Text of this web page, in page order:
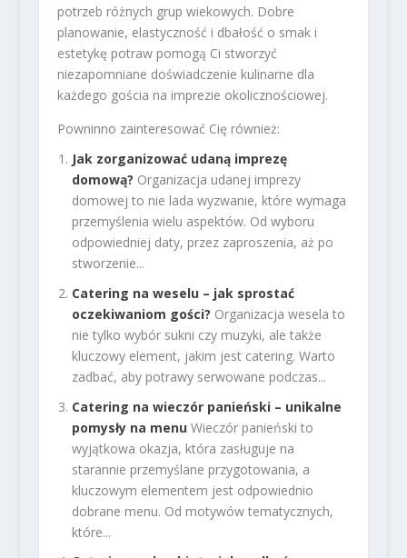
potrzeb różnych grup wiekowych. Dobre
planowanie, elastyczność i dbałość o smak i
estetykę potraw pomogą Ci stworzyć
niezapomniane doświadczenie kulinarne dla
każdego gościa na imprezie okolicznościowej.
Powninno zainteresować Cię również:
Jak zorganizować udaną imprezę
domową? Organizacja udanej imprezy
domowej to nie lada wyzwanie, które wymaga
przemyślenia wielu aspektów. Od wyboru
odpowiedniej daty, przez zaproszenia, aż po
stworzenie...
Catering na weselu – jak sprostać
oczekiwaniom gości? Organizacja wesela to
nie tylko wybór sukni czy muzyki, ale także
kluczowy element, jakim jest catering. Warto
zadbać, aby potrawy serwowane podczas...
Catering na wieczór panieński – unikalne
pomysły na menu Wieczór panieński to
wyjątkowa okazja, która zasługuje na
starannie przemyślane przygotowania, a
kluczowym elementem jest odpowiednio
dobrane menu. Od motywów tematycznych,
które...